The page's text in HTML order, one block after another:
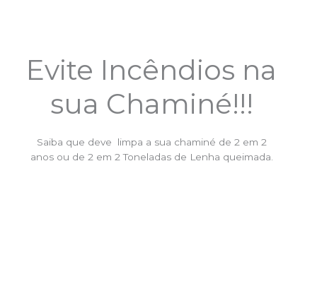
Evite Incêndios na
sua Chaminé!!!
Saiba que deve limpa a sua chaminé de 2 em 2
anos ou de 2 em 2 Toneladas de Lenha queimada.